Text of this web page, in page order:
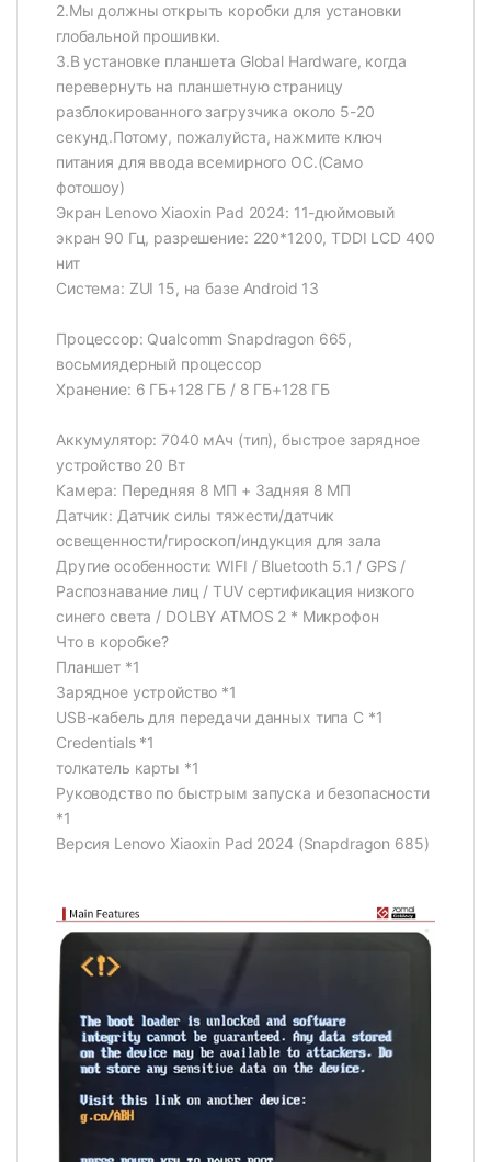
2.Мы должны открыть коробки для установки
глобальной прошивки.
3.В установке планшета Global Hardware, когда
перевернуть на планшетную страницу
разблокированного загрузчика около 5-20
секунд.Потому, пожалуйста, нажмите ключ
питания для ввода всемирного ОС.(Само
фотошоу)
Экран Lenovo Xiaoxin Pad 2024: 11-дюймовый
экран 90 Гц, разрешение: 220*1200, TDDI LCD 400
нит
Система: ZUI 15, на базе Android 13
Процессор: Qualcomm Snapdragon 665,
восьмиядерный процессор
Хранение: 6 ГБ+128 ГБ / 8 ГБ+128 ГБ
Аккумулятор: 7040 мАч (тип), быстрое зарядное
устройство 20 Вт
Камера: Передняя 8 МП + Задняя 8 МП
Датчик: Датчик силы тяжести/датчик
освещенности/гироскоп/индукция для зала
Другие особенности: WIFI / Bluetooth 5.1 / GPS /
Распознавание лиц / TUV сертификация низкого
синего света / DOLBY ATMOS 2 * Микрофон
Что в коробке?
Планшет *1
Зарядное устройство *1
USB-кабель для передачи данных типа C *1
Credentials *1
толкатель карты *1
Руководство по быстрым запуска и безопасности
*1
Версия Lenovo Xiaoxin Pad 2024 (Snapdragon 685)